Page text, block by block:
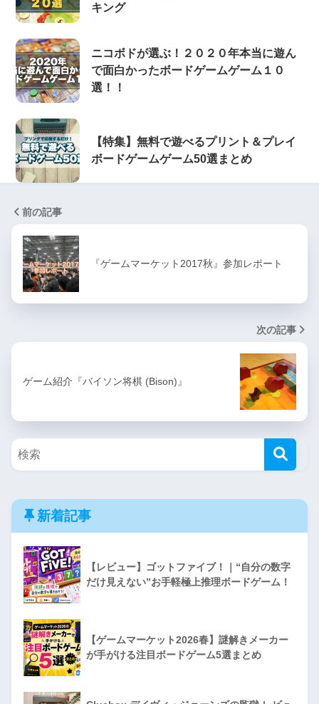
キング
ニコボドが選ぶ！２０２０年本当に遊ん
で面白かったボードゲームゲーム１０
選！！
【特集】無料で遊べるプリント＆プレイ
ボードゲームゲーム50選まとめ
前の記事
『ゲームマーケット2017秋』参加レポート
次の記事
ゲーム紹介『バイソン将棋 (Bison)』
新着記事
【レビュー】ゴットファイブ！｜“自分の数字
だけ見えない”お手軽極上推理ボードゲーム！
【ゲームマーケット2026春】謎解きメーカー
が手がける注目ボードゲーム5選まとめ